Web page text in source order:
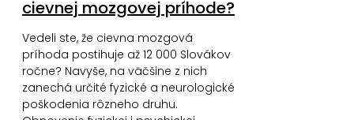
cievnej mozgovej príhode?
Vedeli ste, že cievna mozgová
príhoda postihuje až 12 000 Slovákov
ročne? Navyše, na väčšine z nich
zanechá určité fyzické a neurologické
poškodenia rôzneho druhu.